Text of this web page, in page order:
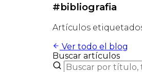
#bibliografia
Artículos
Ver todo el blog
Buscar artículos